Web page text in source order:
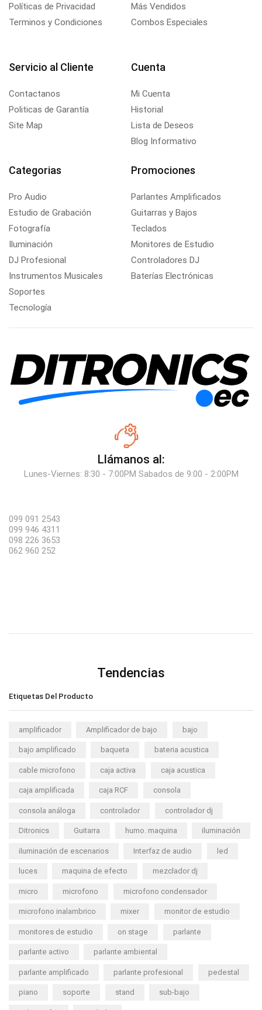
Políticas de Privacidad
Terminos y Condiciones
Más Vendidos
Combos Especiales
Servicio al Cliente
Contactanos
Politicas de Garantía
Site Map
Cuenta
Mi Cuenta
Historial
Lista de Deseos
Blog Informativo
Categorias
Pro Audio
Estudio de Grabación
Fotografía
Iluminación
DJ Profesional
Instrumentos Musicales
Soportes
Tecnología
Promociones
Parlantes Amplificados
Guitarras y Bajos
Teclados
Monitores de Estudio
Controladores DJ
Baterías Electrónicas
Llámanos al:
Lunes-Viernes: 8:30 - 7:00PM Sabados de 9:00 - 2:00PM
099 091 2543
099 946 4311
098 226 3653
062 960 252
Tendencias
Etiquetas Del Producto
amplificador Amplificador de bajo bajo
bajo amplificado baqueta bateria acustica
cable microfono caja activa caja acustica
caja amplificada caja RCF consola
consola análoga controlador controlador dj
Ditronics Guitarra humo. maquina iluminación
iluminación de escenarios Interfaz de audio led
luces maquina de efecto mezclador dj
micro microfono microfono condensador
microfono inalambrico mixer monitor de estudio
monitores de estudio on stage parlante
parlante activo parlante ambiental
parlante amplificado parlante profesional pedestal
piano soporte stand sub-bajo